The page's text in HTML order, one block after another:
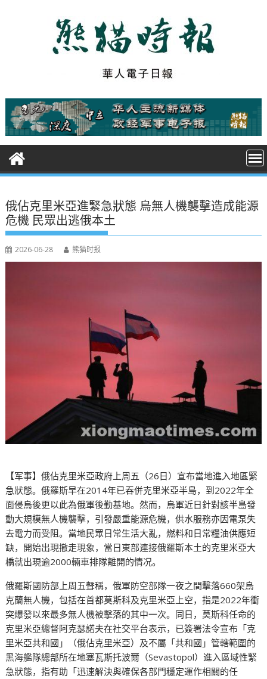
t
俄佔克里米亞進緊急狀態 烏無人機襲擊造成能源
危機 民眾出逃俄本土
2026-06-28 熊猫时报
【军事】俄佔克里米亞政府上周五（26日）宣布當地進入地區緊
急狀態。俄羅斯早在2014年已吞併克里米亞半島，到2022年全
面侵烏後更以此為俄軍後勤基地。然而，烏軍近日針對該半島發
動大規模無人機襲擊，引發嚴重能源危機，供水服務亦因電泵失
去電力而受阻。當地民眾日常生活大亂，燃料和日常糧油供應短
缺，開始出現撤走現象，當日東部連接俄羅斯本土的克里米亞大
橋就出現逾2000輛車排隊離開的情况。
俄羅斯國防部上周五聲稱，俄軍防空部隊一夜之間擊落660架烏
克蘭無人機，包括在首都莫斯科及克里米亞上空，指是2022年衝
突爆發以來最多無人機被擊落的其中一次。同日，莫斯科任命的
克里米亞總督阿克瑟諾夫在社交平台表示，已簽署法令宣布「克
里米亞共和國」（俄佔克里米亞）及不屬「共和國」管轄範圍的
黑海艦隊總部所在地塞瓦斯托波爾（Sevastopol）進入區域性緊
急狀態，指有助「迅速解決與確保各部門穩定運作相關的任